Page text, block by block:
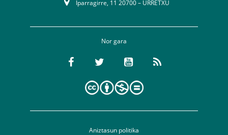
Iparragirre, 11 20700 – URRETXU
Nor gara
Aniztasun politika